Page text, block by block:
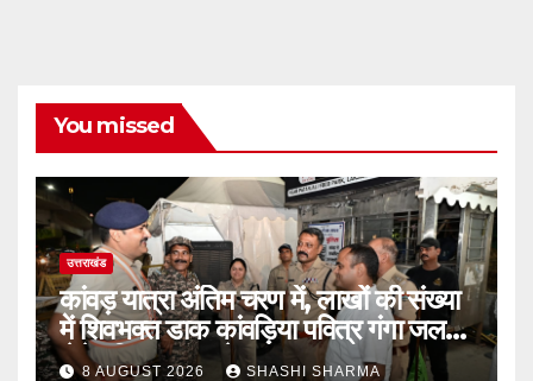
You missed
उत्तराखंड
कांवड़ यात्रा अंतिम चरण में, लाखों की संख्या
में शिवभक्त डाक कांवड़िया पवित्र गंगा जल
लेने हरिद्वार पहुंच रहे
8 AUGUST 2026 SHASHI SHARMA